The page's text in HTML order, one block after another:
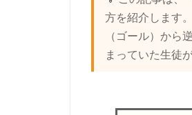
方を紹介します
（ゴール）から
まっていた生徒